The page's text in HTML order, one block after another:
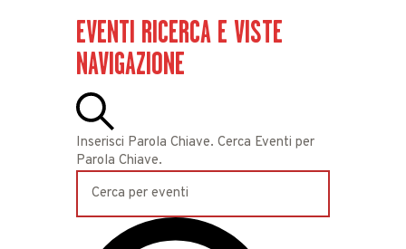
EVENTI
EVENTI RICERCA E VISTE
NAVIGAZIONE
Inserisci Parola Chiave. Cerca Eventi per
Parola Chiave.